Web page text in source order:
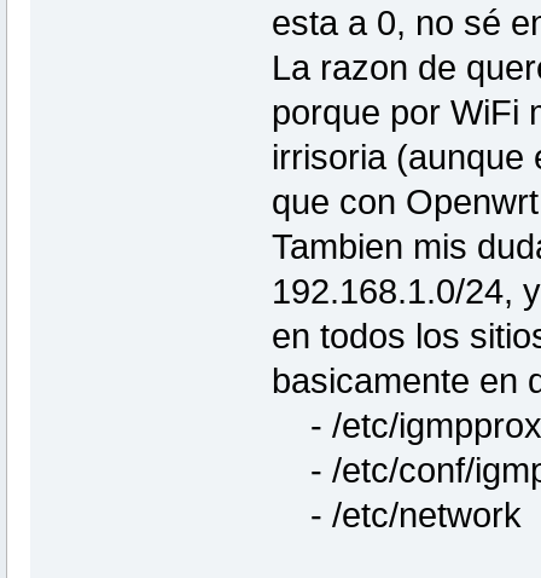
esta a 0, no sé
La razon de
porque por WiFi
irrisoria (aunque
que con
Tambien mis
192.168.1.0/24,
en todos los
basicamente en
- /etc/
- /etc/conf/
- /etc/network